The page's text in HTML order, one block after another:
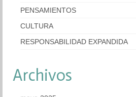
PENSAMIENTOS
CULTURA
RESPONSABILIDAD EXPANDIDA
Archivos